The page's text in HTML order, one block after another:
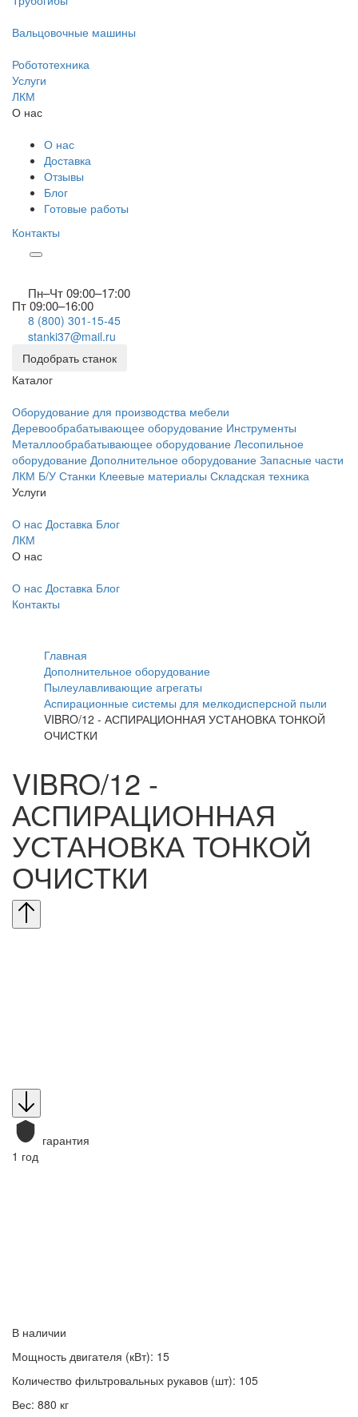
Вальцовочные машины
Робототехника
Услуги
ЛКМ
О нас
О нас
Доставка
Отзывы
Блог
Готовые работы
Контакты
Пн–Чт 09:00–17:00
Пт 09:00–16:00
8 (800) 301-15-45
stanki37@mail.ru
Подобрать станок
Каталог
Оборудование для производства мебели
Деревообрабатывающее оборудование Инструменты
Металлообрабатывающее оборудование Лесопильное
оборудование Дополнительное оборудование Запасные части
ЛКМ Б/У Станки Клеевые материалы Складская техника
Услуги
О нас Доставка Блог
ЛКМ
О нас
О нас Доставка Блог
Контакты
Главная
Дополнительное оборудование
Пылеулавливающие агрегаты
Аспирационные системы для мелкодисперсной пыли
VIBRO/12 - АСПИРАЦИОННАЯ УСТАНОВКА ТОНКОЙ
ОЧИСТКИ
VIBRO/12 -
АСПИРАЦИОННАЯ
УСТАНОВКА ТОНКОЙ
ОЧИСТКИ
гарантия
1 год
В наличии
Мощность двигателя (кВт): 15
Количество фильтровальных рукавов (шт): 105
Вес: 880 кг